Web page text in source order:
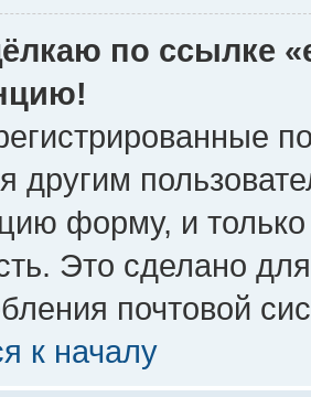
по ссылке
другим
форму, и
Это сделано
почтовой
к началу